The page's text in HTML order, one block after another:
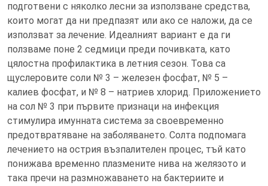
подготвени с няколко лесни за използване средства,
които могат да ни предпазят или ако се наложи, да се
използват за лечение. Идеалният вариант е да ги
ползваме поне 2 седмици преди почивката, като
цялостна профилактика в летния сезон. Това са
щуслеровите соли № 3 – железен фосфат, № 5 –
калиев фосфат, и № 8 – натриев хлорид. Приложението
на сол № 3 при първите признаци на инфекция
стимулира имунната система за своевременно
предотвратяване на заболяването. Солта подпомага
лечението на острия възпалителен процес, тъй като
понижава временно плазмените нива на желязото и
така пречи на размножаването на бактериите и